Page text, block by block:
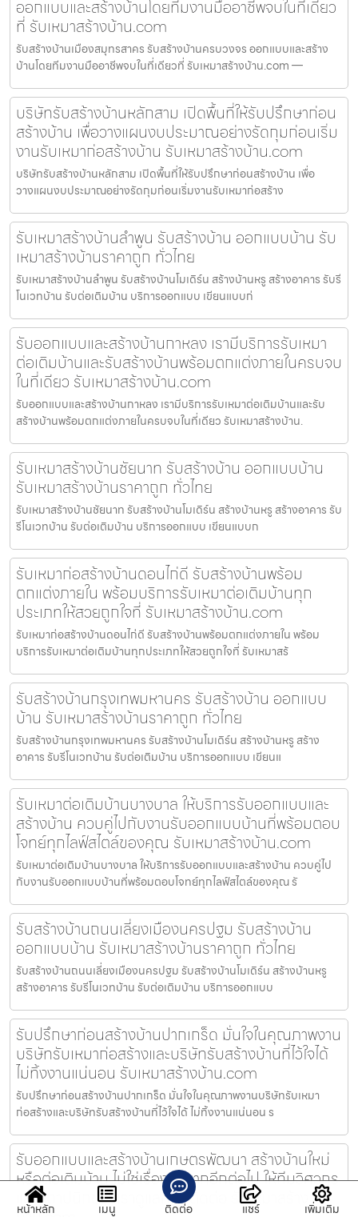
ออกแบบและสร้างบ้านโดยทีมงานมืออาชีพจบในที่เดียว
ที่ รับเหมาสร้างบ้าน.com
รับสร้างบ้านเมืองสมุทรสาคร รับสร้างบ้านครบวงจร ออกแบบและสร้าง
บ้านโดยทีมงานมืออาชีพจบในที่เดียวที่ รับเหมาสร้างบ้าน.com —
บริษัทรับสร้างบ้านหลักสาม เปิดพื้นที่ให้รับปรึกษาก่อน
สร้างบ้าน เพื่อวางแผนงบประมาณอย่างรัดกุมก่อนเริ่ม
งานรับเหมาก่อสร้างบ้าน รับเหมาสร้างบ้าน.com
บริษัทรับสร้างบ้านหลักสาม เปิดพื้นที่ให้รับปรึกษาก่อนสร้างบ้าน เพื่อ
วางแผนงบประมาณอย่างรัดกุมก่อนเริ่มงานรับเหมาก่อสร้าง
รับเหมาสร้างบ้านลำพูน รับสร้างบ้าน ออกแบบบ้าน รับ
เหมาสร้างบ้านราคาถูก ทั่วไทย
รับเหมาสร้างบ้านลำพูน รับสร้างบ้านโมเดิร์น สร้างบ้านหรู สร้างอาคาร รับรี
โนเวทบ้าน รับต่อเติมบ้าน บริการออกแบบ เขียนแบบก่
รับออกแบบและสร้างบ้านกาหลง เรามีบริการรับเหมา
ต่อเติมบ้านและรับสร้างบ้านพร้อมตกแต่งภายในครบจบ
ในที่เดียว รับเหมาสร้างบ้าน.com
รับออกแบบและสร้างบ้านกาหลง เรามีบริการรับเหมาต่อเติมบ้านและรับ
สร้างบ้านพร้อมตกแต่งภายในครบจบในที่เดียว รับเหมาสร้างบ้าน.
รับเหมาสร้างบ้านชัยนาท รับสร้างบ้าน ออกแบบบ้าน
รับเหมาสร้างบ้านราคาถูก ทั่วไทย
รับเหมาสร้างบ้านชัยนาท รับสร้างบ้านโมเดิร์น สร้างบ้านหรู สร้างอาคาร รับ
รีโนเวทบ้าน รับต่อเติมบ้าน บริการออกแบบ เขียนแบบก
รับเหมาก่อสร้างบ้านดอนไก่ดี รับสร้างบ้านพร้อม
ตกแต่งภายใน พร้อมบริการรับเหมาต่อเติมบ้านทุก
ประเภทให้สวยถูกใจที่ รับเหมาสร้างบ้าน.com
รับเหมาก่อสร้างบ้านดอนไก่ดี รับสร้างบ้านพร้อมตกแต่งภายใน พร้อม
บริการรับเหมาต่อเติมบ้านทุกประเภทให้สวยถูกใจที่ รับเหมาสร้
รับสร้างบ้านกรุงเทพมหานคร รับสร้างบ้าน ออกแบบ
บ้าน รับเหมาสร้างบ้านราคาถูก ทั่วไทย
รับสร้างบ้านกรุงเทพมหานคร รับสร้างบ้านโมเดิร์น สร้างบ้านหรู สร้าง
อาคาร รับรีโนเวทบ้าน รับต่อเติมบ้าน บริการออกแบบ เขียนแ
รับเหมาต่อเติมบ้านบางบาล ให้บริการรับออกแบบและ
สร้างบ้าน ควบคู่ไปกับงานรับออกแบบบ้านที่พร้อมตอบ
โจทย์ทุกไลฟ์สไตล์ของคุณ รับเหมาสร้างบ้าน.com
รับเหมาต่อเติมบ้านบางบาล ให้บริการรับออกแบบและสร้างบ้าน ควบคู่ไป
กับงานรับออกแบบบ้านที่พร้อมตอบโจทย์ทุกไลฟ์สไตล์ของคุณ รั
รับสร้างบ้านถนนเลี่ยงเมืองนครปฐม รับสร้างบ้าน
ออกแบบบ้าน รับเหมาสร้างบ้านราคาถูก ทั่วไทย
รับสร้างบ้านถนนเลี่ยงเมืองนครปฐม รับสร้างบ้านโมเดิร์น สร้างบ้านหรู
สร้างอาคาร รับรีโนเวทบ้าน รับต่อเติมบ้าน บริการออกแบบ
รับปรึกษาก่อนสร้างบ้านปากเกร็ด มั่นใจในคุณภาพงาน
บริษัทรับเหมาก่อสร้างและบริษัทรับสร้างบ้านที่ไว้ใจได้
ไม่ทิ้งงานแน่นอน รับเหมาสร้างบ้าน.com
รับปรึกษาก่อนสร้างบ้านปากเกร็ด มั่นใจในคุณภาพงานบริษัทรับเหมา
ก่อสร้างและบริษัทรับสร้างบ้านที่ไว้ใจได้ ไม่ทิ้งงานแน่นอน ร
รับออกแบบและสร้างบ้านเกษตรพัฒนา สร้างบ้านใหม่
หรือต่อเติมบ้าน ไม่ใช่เรื่องยุ่งยากอีกต่อไป ให้ทีมวิศวกร
และสถาปนิกของเราดูแลคุณ ติดต่อ รับเหมาสร้าง
หน้าหลัก เมนู ติดต่อ แชร์ เพิ่มเติม